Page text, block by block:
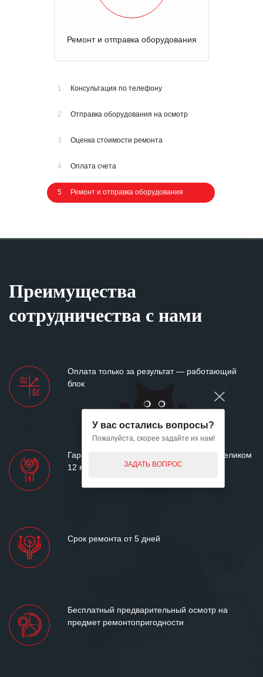
Ремонт и отправка оборудования
1 Консультация по телефону
2 Отправка оборудования на осмотр
3 Оценка стоимости ремонта
4 Оплата счета
5 Ремонт и отправка оборудования
Преимущества
сотрудничества с нами
Оплата только за результат — работающий
блок
Гарантия на работоспособность блока целиком
12 месяцев
Срок ремонта от 5 дней
Бесплатный предварительный осмотр на
предмет ремонтопригодности
У вас остались вопросы?
Пожалуйста, скорее задайте их нам!
ЗАДАТЬ ВОПРОС